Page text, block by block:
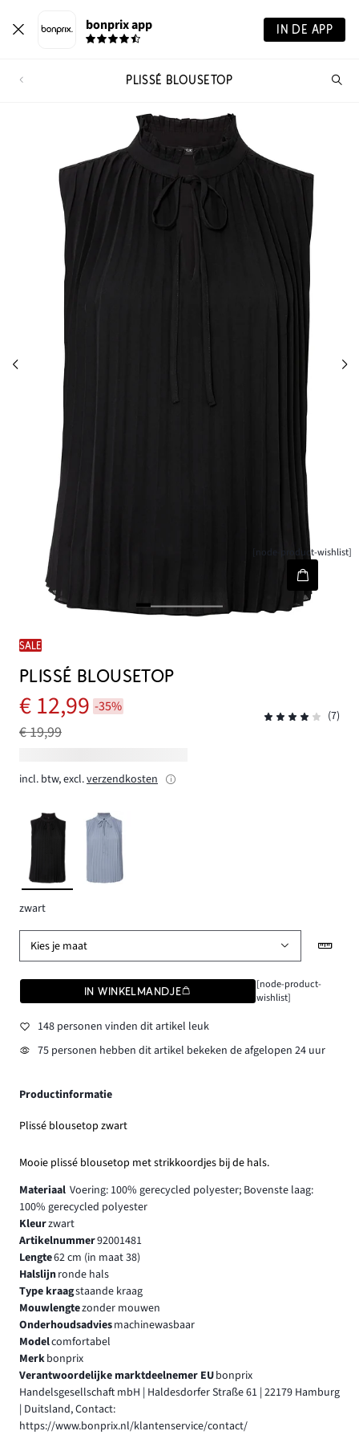
bonprix app IN DE APP
PLISSÉ BLOUSETOP
[node-product-wishlist]
SALE
PLISSÉ BLOUSETOP
€ 12,99 -35%
€ 19,99
(7)
incl. btw, excl.verzendkosten
zwart
Kies je maat
IN WINKELMANDJE
[node-product-
wishlist]
148 personen vinden dit artikel leuk
75 personen hebben dit artikel bekeken de afgelopen 24 uur
Productinformatie
Plissé blousetop zwart
Mooie plissé blousetop met strikkoordjes bij de hals.
Materiaal Voering: 100% gerecycled polyester; Bovenste laag:
100% gerecycled polyester
Kleurzwart
Artikelnummer92001481
Lengte62 cm (in maat 38)
Halslijnronde hals
Type kraagstaande kraag
Mouwlengtezonder mouwen
Onderhoudsadviesmachinewasbaar
Modelcomfortabel
Merkbonprix
Verantwoordelijke marktdeelnemer EUbonprix
Handelsgesellschaft mbH | Haldesdorfer Straße 61 | 22179 Hamburg
| Duitsland, Contact:
https://www.bonprix.nl/klantenservice/contact/